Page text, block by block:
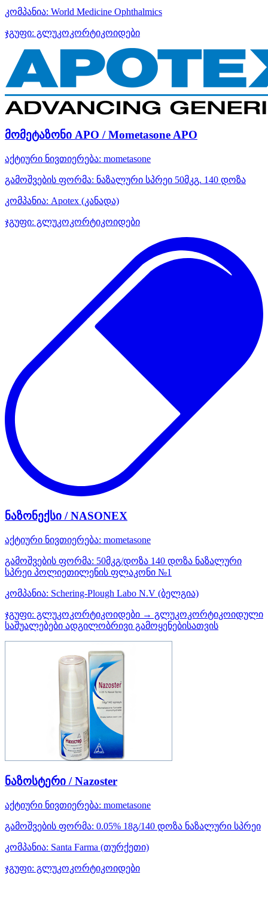
კომპანია: World Medicine Ophthalmics
ჯგუფი: გლუკოკორტიკოიდები
მომეტაზონი APO / Mometasone APO
აქტიური ნივთიერება: mometasone
გამოშვების ფორმა: ნაზალური სპრეი 50მკგ. 140 დოზა
კომპანია: Apotex (კანადა)
ჯგუფი: გლუკოკორტიკოიდები
ნაზონექსი / NASONEX
აქტიური ნივთიერება: mometasone
გამოშვების ფორმა: 50მკგ/დოზა 140 დოზა ნაზალური
სპრეი პოლიეთილენის ფლაკონი №1
კომპანია: Schering-Plough Labo N.V (ბელგია)
ჯგუფი: გლუკოკორტიკოიდები → გლუკოკორტიკოიდული
საშუალებები ადგილობრივი გამოყენებისათვის
ნაზოსტერი / Nazoster
აქტიური ნივთიერება: mometasone
გამოშვების ფორმა: 0.05% 18გ/140 დოზა ნაზალური სპრეი
კომპანია: Santa Farma (თურქეთი)
ჯგუფი: გლუკოკორტიკოიდები